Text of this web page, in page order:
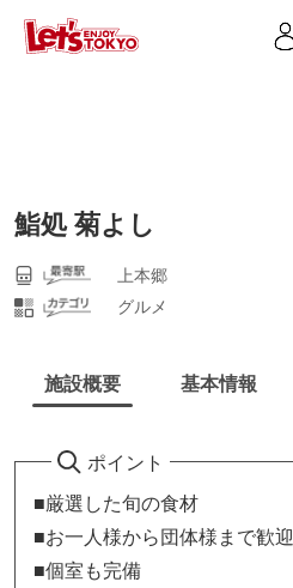
鮨処 菊よし
上本郷
グルメ
施設概要 基本情報
ポイント
■厳選した旬の食材
■お一人様から団体様まで歓迎
■個室も完備